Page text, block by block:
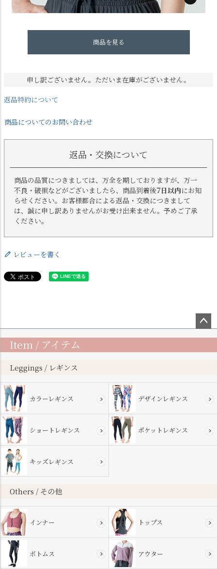
商品を見る
申し訳ございません。ただいま在庫がございません。
返品特約について
商品についてのお問い合わせ
返品・交換について
商品の品質につきましては、万全を期しておりますが、万一
不良・破損などがございましたら、商品到着後7日以内にお知
らせください。お客様都合による返品・交換につきまして
は、誠に申し訳ありませんがお受け出来ません。予めご了承
ください。
レビューを書く
ップ
Item / アイテム
Leggings / レギンス
カラーレギンス デザインレギンス
ショートレギンス ポケットレギンス
キッズレギンス
Others / その他
インナー トップス
ボトムス アウター